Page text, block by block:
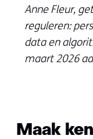
Anne Fleur,
reguleren:
data en
maart 2026
Maak